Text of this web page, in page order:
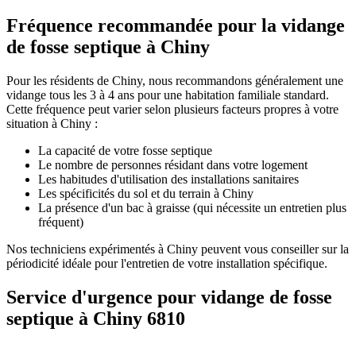
Fréquence recommandée pour la vidange
de fosse septique à Chiny
Pour les résidents de Chiny, nous recommandons généralement une
vidange tous les 3 à 4 ans pour une habitation familiale standard.
Cette fréquence peut varier selon plusieurs facteurs propres à votre
situation à Chiny :
La capacité de votre fosse septique
Le nombre de personnes résidant dans votre logement
Les habitudes d'utilisation des installations sanitaires
Les spécificités du sol et du terrain à Chiny
La présence d'un bac à graisse (qui nécessite un entretien plus
fréquent)
Nos techniciens expérimentés à Chiny peuvent vous conseiller sur la
périodicité idéale pour l'entretien de votre installation spécifique.
Service d'urgence pour vidange de fosse
septique à Chiny 6810